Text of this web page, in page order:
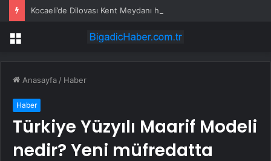
Kocaeli’de Dilovası Kent Meydanı hızlandı
Menü
Anasayfa / Haber
Haber
Türkiye Yüzyılı Maarif Modeli
nedir? Yeni müfredatta